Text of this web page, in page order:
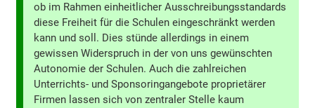
ob im Rahmen einheitlicher Ausschreibungsstandards
diese Freiheit für die Schulen eingeschränkt werden
kann und soll. Dies stünde allerdings in einem
gewissen Widerspruch in der von uns gewünschten
Autonomie der Schulen. Auch die zahlreichen
Unterrichts- und Sponsoringangebote proprietärer
Firmen lassen sich von zentraler Stelle kaum